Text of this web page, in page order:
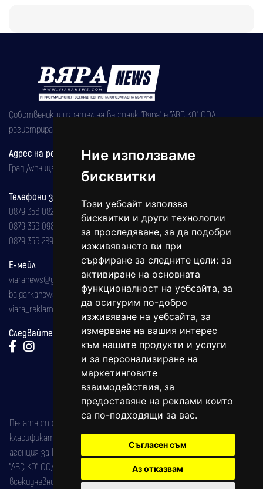
Ние използваме
бисквитки
Този уебсайт използва
бисквитки и други технологии
за проследяване, за да подобри
изживяването ви при
сърфиране за следните цели: за
активиране на основната
функционалност на уебсайта, за
да осигурим по-добро
изживяване на уебсайта, за
измерване на вашия интерес
към нашите продукти и услуги
и за персонализиране на
маркетинговите
взаимодействия, за
предоставяне на реклами които
са по-подходящи за вас.
Съгласен съм
Аз отказвам
Собственик и издател на вестник "Вяра" е "АВС КО" ООД,
регистрирана на 08.05.2002 година.
Адрес на редакцията
Град Дупница, ул.''Христо Ботев" 43
Телефони за реклама и абонаменти
0879 356 082
0879 356 098
0879 356 289
Е-мейл
viaranews@gmail.com
balgarkanews@gmail.com
viara_reklama@mail.bg
Следвайте ни:
Печатното издание на вестника е регистрирано в националния
класификатор на печатните издания (Българска национална
агенция за ISSN) под номер: ISSN 1312-4722.
"АВС КО" ООД е притежател на марката: Вяра информационен
всекидневник на югозападна България, със свидетелство за марка